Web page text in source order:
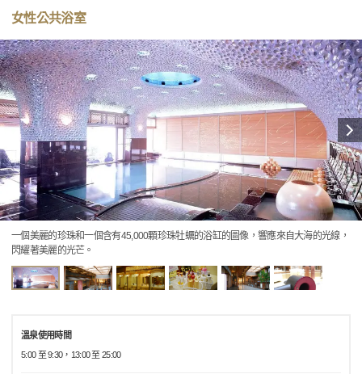
女性公共浴室
一個美麗的珍珠和一個含有45,000顆珍珠牡蠣的浴缸的圖像，響應來自大海的光線，
閃耀著美麗的光芒。
溫泉使用時間
5:00 至 9:30，13:00 至 25:00